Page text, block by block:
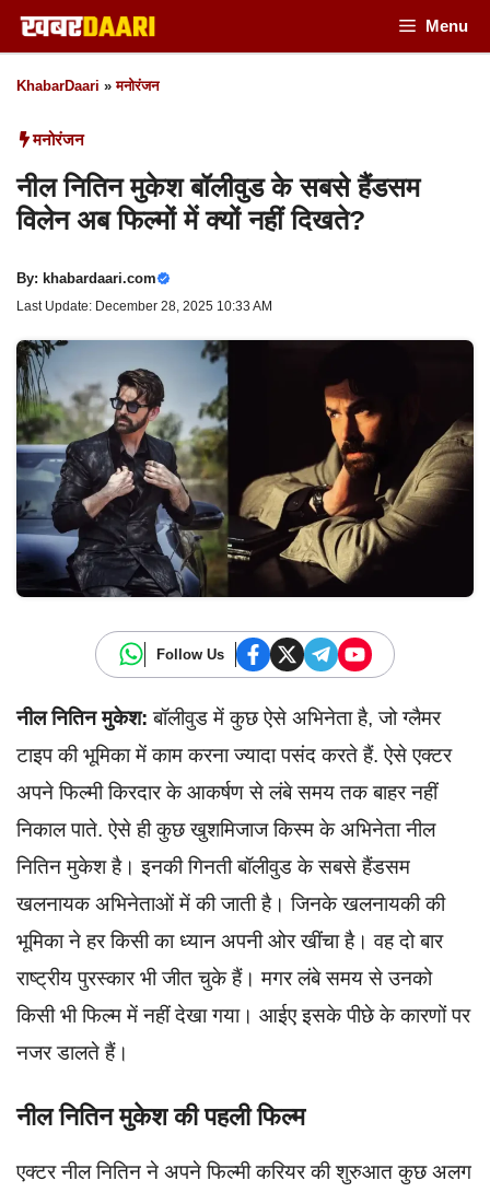
Skip
to
content
Menu
KhabarDaari »मनोरंजन
मनोरंजन
नील नितिन मुकेश बॉलीवुड के सबसे हैंडसम
विलेन अब फिल्मों में क्यों नहीं दिखते?
By: khabardaari.com
Last Update: December 28, 2025 10:33 AM
Follow Us
नील नितिन मुकेश: बॉलीवुड में कुछ ऐसे अभिनेता है, जो ग्लैमर
टाइप की भूमिका में काम करना ज्यादा पसंद करते हैं. ऐसे एक्टर
अपने फिल्मी किरदार के आकर्षण से लंबे समय तक बाहर नहीं
निकाल पाते. ऐसे ही कुछ खुशमिजाज किस्म के अभिनेता नील
नितिन मुकेश है। इनकी गिनती बॉलीवुड के सबसे हैंडसम
खलनायक अभिनेताओं में की जाती है। जिनके खलनायकी की
भूमिका ने हर किसी का ध्यान अपनी ओर खींचा है। वह दो बार
राष्ट्रीय पुरस्कार भी जीत चुके हैं। मगर लंबे समय से उनको
किसी भी फिल्म में नहीं देखा गया। आईए इसके पीछे के कारणों पर
नजर डालते हैं।
नील नितिन मुकेश की पहली फिल्म
एक्टर नील नितिन ने अपने फिल्मी करियर की शुरुआत कुछ अलग